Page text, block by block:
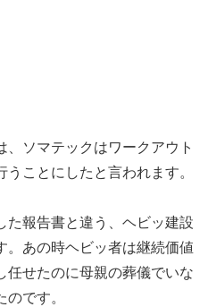
ソマテックはワークアウト
ことにしたと言われます。
た報告書と違う、ヘビッ建設
。あの時ヘビッ者は継続価値
任せたのに母親の葬儀でいな
です。